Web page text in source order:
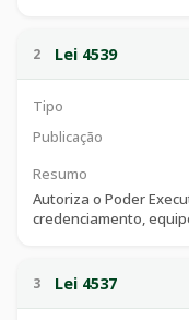
2 Lei 4539
Tipo
Publicação
Resumo
Autoriza o Poder
credenciamento,
outras providências.
3 Lei 4537